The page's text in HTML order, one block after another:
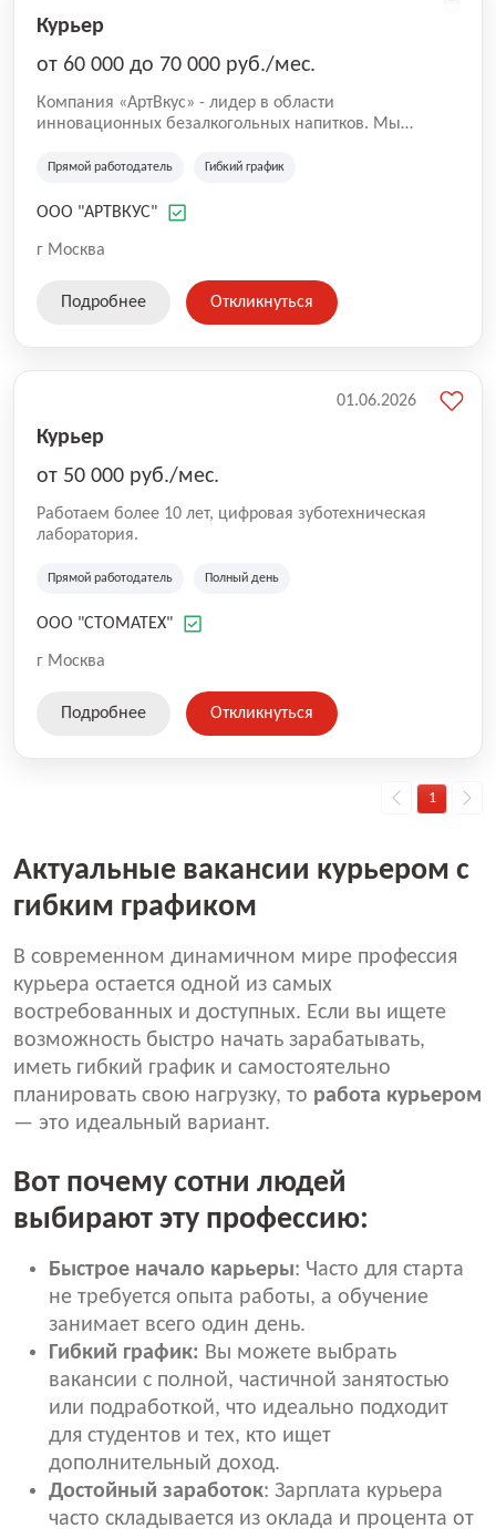
Курьер
от 60 000 до 70 000 руб./мес.
Компания «АртВкус» - лидер в области
инновационных безалкогольных напитков. Мы
молочной сыворотки и натуральных трав, которые не
это единственный на российском рынке натуральный
уже завоевал признание как перспективное
частью нашей команды, мы с радостью ждем вас!
Прямой работодатель Гибкий график
ООО "АРТВКУС"
г Москва
Подробнее Откликнуться
Курьер
от 50 000 руб./мес.
Работаем более 10 лет, цифровая зуботехническая
лаборатория.
Прямой работодатель Полный день
ООО "СТОМАТЕХ"
г Москва
01.06.2026
Подробнее Откликнуться
1
Актуальные вакансии курьером с
гибким графиком
В современном динамичном мире профессия
курьера остается одной из самых
востребованных и доступных. Если вы ищете
возможность быстро начать зарабатывать,
иметь гибкий график и самостоятельно
планировать свою нагрузку, то работа курьером
— это идеальный вариант.
Вот почему сотни людей
выбирают эту профессию:
Быстрое начало карьеры: Часто для старта
не требуется опыта работы, а обучение
занимает всего один день.
Гибкий график: Вы можете выбрать
вакансии с полной, частичной занятостью
или подработкой, что идеально подходит
для студентов и тех, кто ищет
дополнительный доход.
Достойный заработок: Зарплата курьера
часто складывается из оклада и процента от